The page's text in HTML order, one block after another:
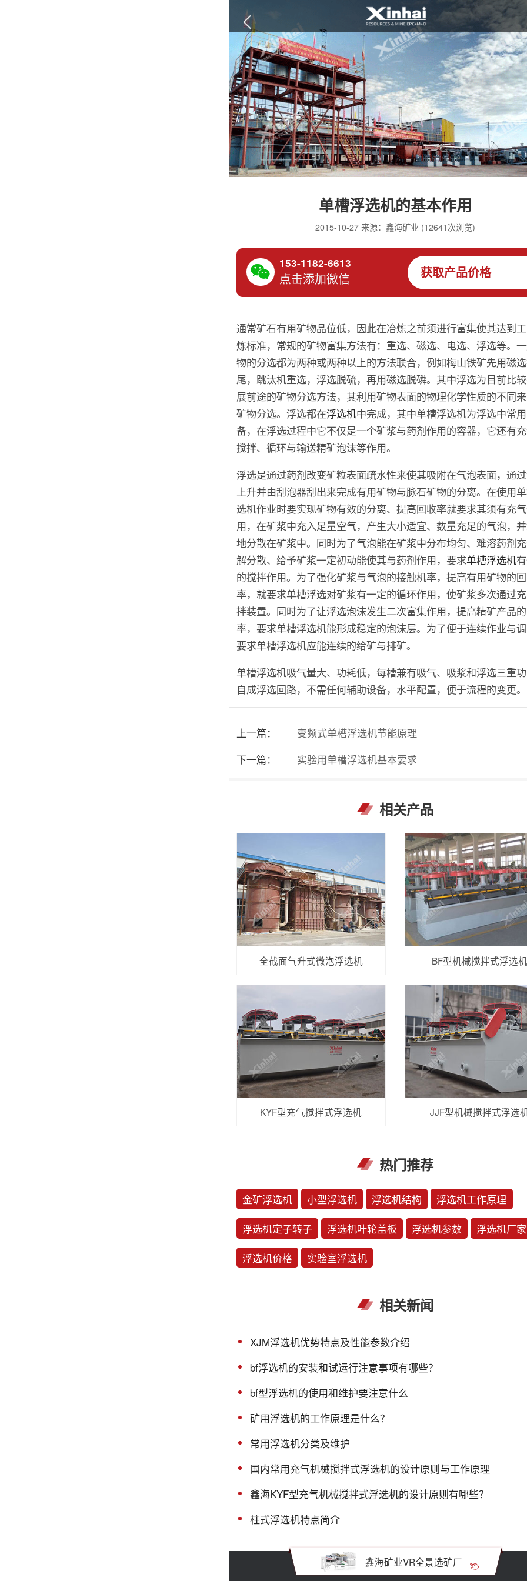
单槽浮选机的基本作用
2015-10-27 来源：鑫海矿业 (12641次浏览)
153-1182-6613
点击添加微信 获取产品价格
通常矿石有用矿物品位低，因此在冶炼之前须进行富集使其达到
炼标准，常规的矿物富集方法有：重选、磁选、电选、浮选等。
物的分选都为两种或两种以上的方法联合，例如梅山铁矿先用磁
尾，跳汰机重选，浮选脱硫，再用磁选脱磷。其中浮选为目前比
展前途的矿物分选方法，其利用矿物表面的物理化学性质的不同
矿物分选。浮选都在浮选机中完成，其中单槽浮选机为浮选中常
备，在浮选过程中它不仅是一个矿浆与药剂作用的容器，它还有
搅拌、循环与输送精矿泡沫等作用。
浮选是通过药剂改变矿粒表面疏水性来使其吸附在气泡表面，通
上升并由刮泡器刮出来完成有用矿物与脉石矿物的分离。在使用
选机作业时要实现矿物有效的分离、提高回收率就要求其须有充
用，在矿浆中充入足量空气，产生大小适宜、数量充足的气泡，
地分散在矿浆中。同时为了气泡能在矿浆中分布均匀、难溶药剂
解分散、给予矿浆一定初动能使其与药剂作用，要求单槽浮选机
的搅拌作用。为了强化矿浆与气泡的接触机率，提高有用矿物的
率，就要求单槽浮选对矿浆有一定的循环作用，使矿浆多次通过
拌装置。同时为了让浮选泡沫发生二次富集作用，提高精矿产品
率，要求单槽浮选机能形成稳定的泡沫层。为了便于连续作业与
要求单槽浮选机应能连续的给矿与排矿。
单槽浮选机吸气量大、功耗低，每槽兼有吸气、吸浆和浮选三重
自成浮选回路，不需任何辅助设备，水平配置，便于流程的变更。
上一篇：
变频式单槽浮选机节能原理
下一篇：
实验用单槽浮选机基本要求
相关产品
全截面气升式微泡浮选机 BF型机械搅拌式浮选机
KYF型充气搅拌式浮选机 JJF型机械搅拌式浮选
热门推荐
金矿浮选机 小型浮选机 浮选机结构
浮选机工作原理
浮选机定子转子
浮选机叶轮盖板 浮选机参数
浮选机厂家
浮选机价格
实验室浮选机
相关新闻
XJM浮选机优势特点及性能参数介绍
bf浮选机的安装和试运行注意事项有哪些？
bf型浮选机的使用和维护要注意什么
矿用浮选机的工作原理是什么？
常用浮选机分类及维护
国内常用充气机械搅拌式浮选机的设计原则与工作原理
鑫海KYF型充气机械搅拌式浮选机的设计原则有哪些？
柱式浮选机特点简介
鑫海矿业VR全景选矿厂